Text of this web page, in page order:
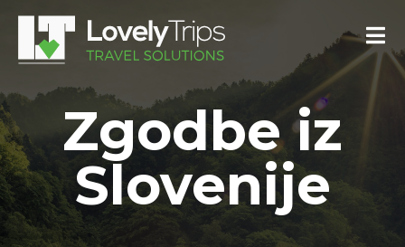
Zgodbe iz
Slovenije